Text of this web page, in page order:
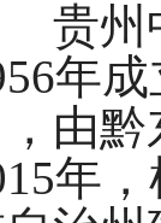
贵州
年
由黔
年